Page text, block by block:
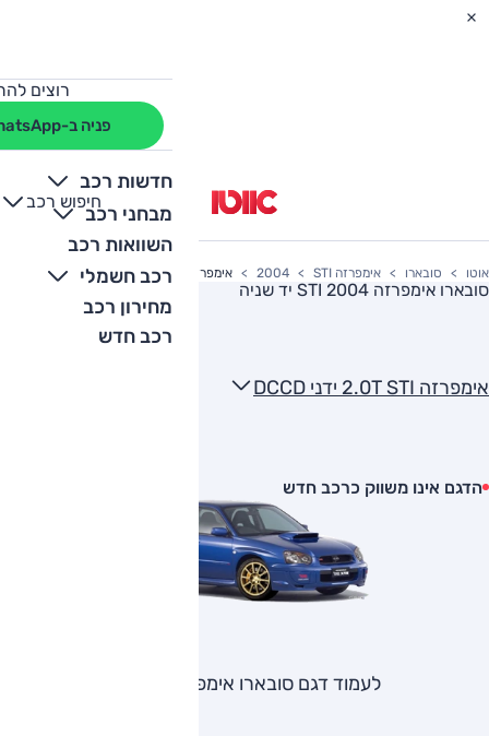
רוצים
פניה ב-WhatsApp
חדשות רכב
מבחני רכב
השוואות רכב
רכב חשמלי
מחירון רכב
רכב חדש
חיפוש רכב
+
-
אוטו סובארו אימפרזה STI 2004 אימפרזה 2.0T STI ידני DCCD
סובארו אימפרזה STI 2004 יד שניה
אימפרזה 2.0T STI ידני DCCD
הדגם אינו משווק כרכב חדש
לעמוד דגם סובארו אימפרזה STI